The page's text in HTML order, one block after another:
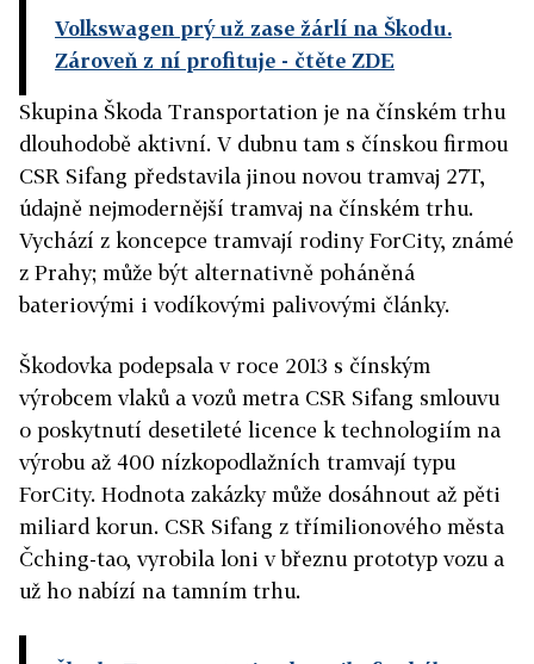
Volkswagen prý už zase žárlí na Škodu.
Zároveň z ní profituje - čtěte ZDE
Skupina Škoda Transportation je na čínském trhu
dlouhodobě aktivní. V dubnu tam s čínskou firmou
CSR Sifang představila jinou novou tramvaj 27T,
údajně nejmodernější tramvaj na čínském trhu.
Vychází z koncepce tramvají rodiny ForCity, známé
z Prahy; může být alternativně poháněná
bateriovými i vodíkovými palivovými články.
Škodovka podepsala v roce 2013 s čínským
výrobcem vlaků a vozů metra CSR Sifang smlouvu
o poskytnutí desetileté licence k technologiím na
výrobu až 400 nízkopodlažních tramvají typu
ForCity. Hodnota zakázky může dosáhnout až pěti
miliard korun. CSR Sifang z třímilionového města
Čching-tao, vyrobila loni v březnu prototyp vozu a
už ho nabízí na tamním trhu.